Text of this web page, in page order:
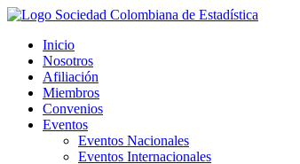
Inicio
Nosotros
Afiliación
Miembros
Convenios
Eventos
Eventos Nacionales
Eventos Internacionales